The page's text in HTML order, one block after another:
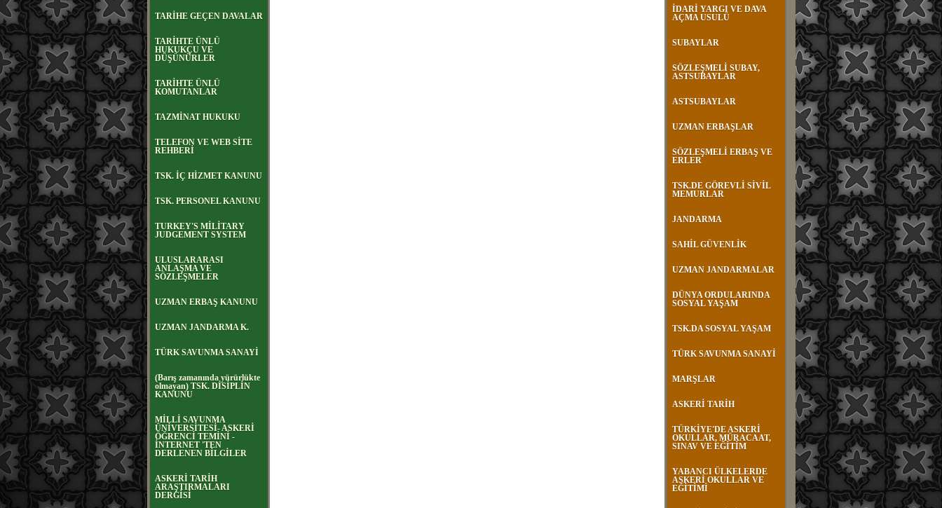
TARİHE GEÇEN DAVALAR
TARİHTE ÜNLÜ
HUKUKÇU VE
DÜŞÜNÜRLER
TARİHTE ÜNLÜ
KOMUTANLAR
TAZMİNAT HUKUKU
TELEFON VE WEB SİTE
REHBERİ
TSK. İÇ HİZMET KANUNU
TSK. PERSONEL KANUNU
TURKEY'S MİLİTARY
JUDGEMENT SYSTEM
ULUSLARARASI
ANLAŞMA VE
SÖZLEŞMELER
UZMAN ERBAŞ KANUNU
UZMAN JANDARMA K.
TÜRK SAVUNMA SANAYİ
(Barış zamanında yürürlükte
olmayan) TSK. DİSİPLİN
KANUNU
MİLLİ SAVUNMA
ÜNİVERSİTESİ- ASKERİ
ÖĞRENCİ TEMİNİ -
İNTERNET 'TEN
DERLENEN BİLGİLER
ASKERİ TARİH
ARAŞTIRMALARI
DERGİSİ
İDARİ YARGI VE DAVA
AÇMA USULÜ
SUBAYLAR
SÖZLEŞMELİ SUBAY,
ASTSUBAYLAR
ASTSUBAYLAR
UZMAN ERBAŞLAR
SÖZLEŞMELİ ERBAŞ VE
ERLER
TSK.DE GÖREVLİ SİVİL
MEMURLAR
JANDARMA
SAHİL GÜVENLİK
UZMAN JANDARMALAR
DÜNYA ORDULARINDA
SOSYAL YAŞAM
TSK.DA SOSYAL YAŞAM
TÜRK SAVUNMA SANAYİ
MARŞLAR
ASKERİ TARİH
TÜRKİYE'DE ASKERİ
OKULLAR, MÜRACAAT,
SINAV VE EĞİTİM
YABANCI ÜLKELERDE
ASKERİ OKULLAR VE
EĞİTİMİ